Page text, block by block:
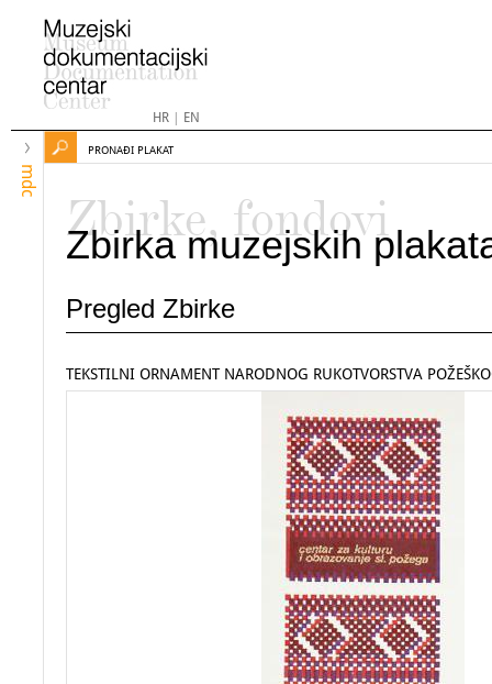
HR| EN
mdc
PRONAĐI PLAKAT
Zbirke, fondovi
Zbirka muzejskih
Pregled Zbirke
TEKSTILNI ORNAMENT NARODNOG RUKOTVORSTVA